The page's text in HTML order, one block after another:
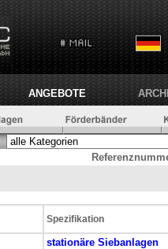
ANGEBOTE
Spezifikation
stationäre Siebanlagen